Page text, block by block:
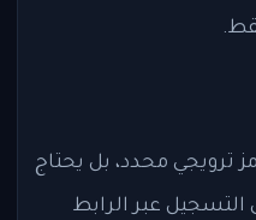
ترويجي محدد، بل يحتاج
عبر الرابط